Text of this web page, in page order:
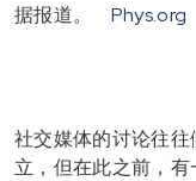
据报道。 Phys.org
社交媒体的讨论往
立，但在此之前，